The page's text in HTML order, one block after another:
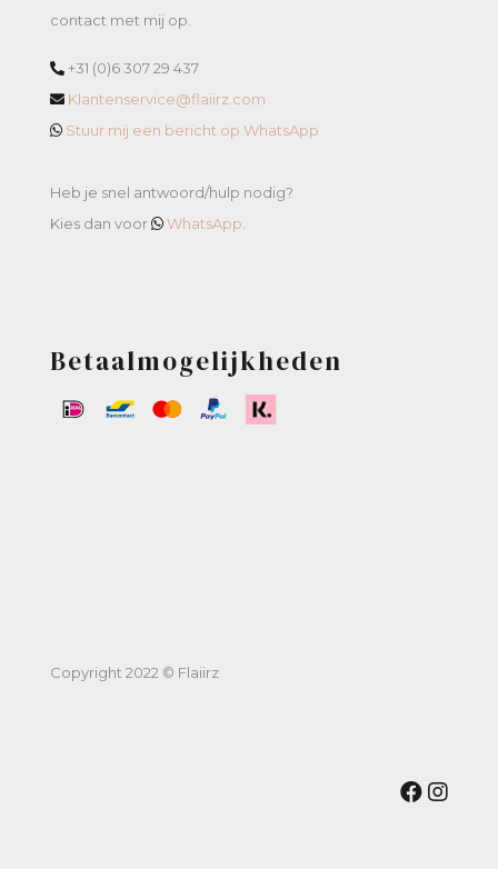
contact met mij op.
+31 (0)6 307 29 437
Klantenservice@flaiirz.com
Stuur mij een bericht op WhatsApp
Heb je snel antwoord/hulp nodig?
Kies dan voor
WhatsApp
Betaalmogelijkheden
Copyright 2022 © Flaiirz